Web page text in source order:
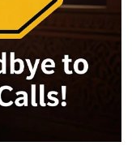
எதுவும்
6, 2023